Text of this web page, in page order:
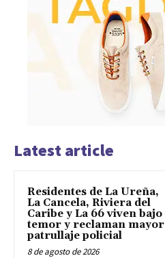
Latest article
Residentes de La Ureña,
La Cancela, Riviera del
Caribe y La 66 viven bajo
temor y reclaman mayor
patrullaje policial
8 de agosto de 2026